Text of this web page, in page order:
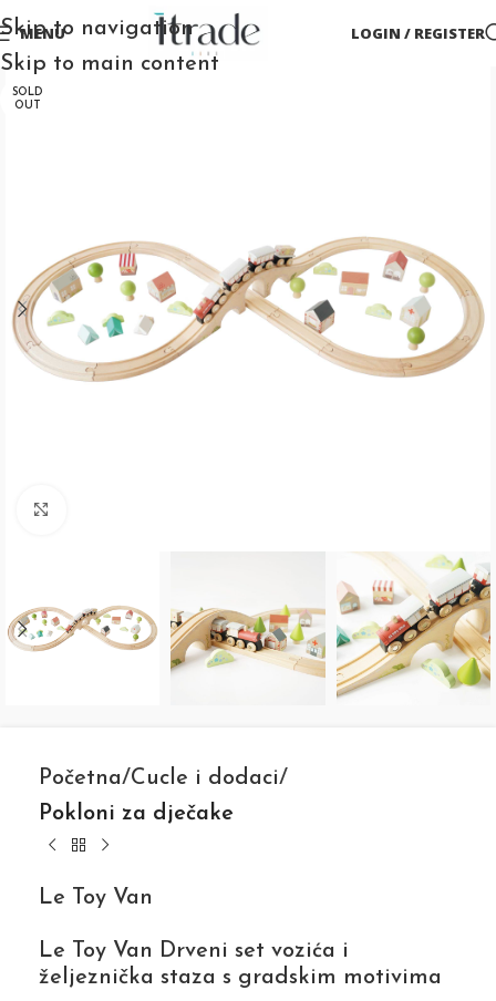
Skip to navigation
Skip to main content
MENU LOGIN / REGISTER
SOLD
OUT
Početna Cucle i dodaci
Pokloni za dječake
Le Toy Van
Le Toy Van Drveni set vozića i
željeznička staza s gradskim motivima